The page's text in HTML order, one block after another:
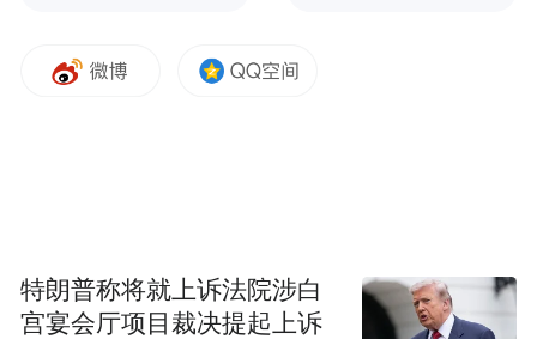
特朗普称将就上诉法院涉白
宫宴会厅项目裁决提起上诉